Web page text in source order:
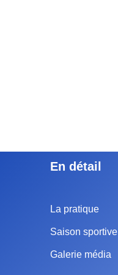
En détail
La pratique
Saison sportive
Galerie média